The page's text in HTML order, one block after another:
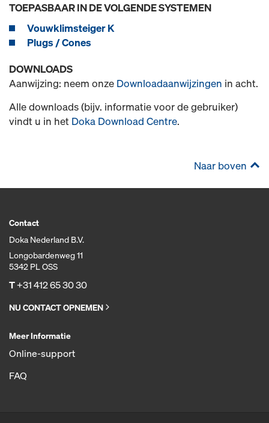
TOEPASBAAR IN DE VOLGENDE SYSTEMEN
Vouwklimsteiger K
Plugs / Cones
DOWNLOADS
Aanwijzing: neem onze Downloadaanwijzingen in acht.
Alle downloads (bijv. informatie voor de gebruiker)
vindt u in het Doka Download Centre.
Naar boven
Contact
Doka Nederland B.V.
Longobardenweg 11
5342 PL OSS
T+31 412 65 30 30
NU CONTACT OPNEMEN
Meer Informatie
Online-support
FAQ